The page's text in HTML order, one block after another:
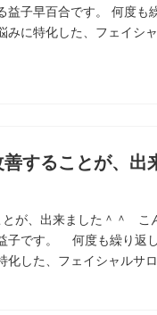
子早百合です。 何度も
に特化した、フェイシャ
することが、出
とが、出来ました＾＾
子です。 何度も繰り返
化した、フェイシャルサ